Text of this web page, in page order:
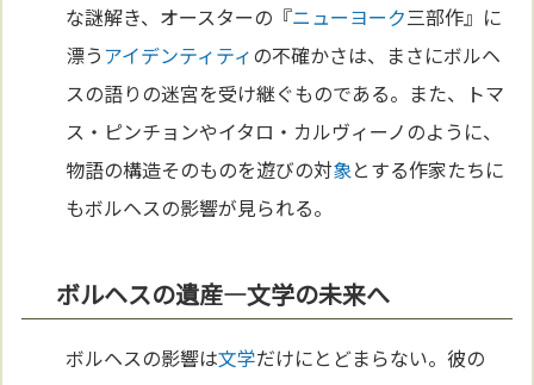
な謎解き、オースターの『ニューヨーク三部作』に
漂うアイデンティティの不確かさは、まさにボルヘ
スの語りの迷宮を受け継ぐものである。また、トマ
ス・ピンチョンやイタロ・カルヴィーノのように、
物語の構造そのものを遊びの対象とする作家たちに
もボルヘスの影響が見られる。
ボルヘスの遺産—文学の未来へ
ボルヘスの影響は文学だけにとどまらない。彼の